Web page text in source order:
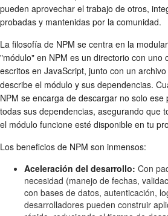
pueden aprovechar el trabajo de otros,
probadas y mantenidas por la comunidad.
La filosofía de NPM se centra en la
"módulo" en NPM es un directorio con uno
escritos en JavaScript, junto con un archivo
describe el módulo y sus dependencias.
NPM se encarga de descargar no solo ese
todas sus dependencias, asegurando que
el módulo funcione esté disponible en tu
Los beneficios de NPM son inmensos:
Aceleración del desarrollo: Con
necesidad (manejo de fechas,
con bases de datos, autenticación,
desarrolladores pueden construir